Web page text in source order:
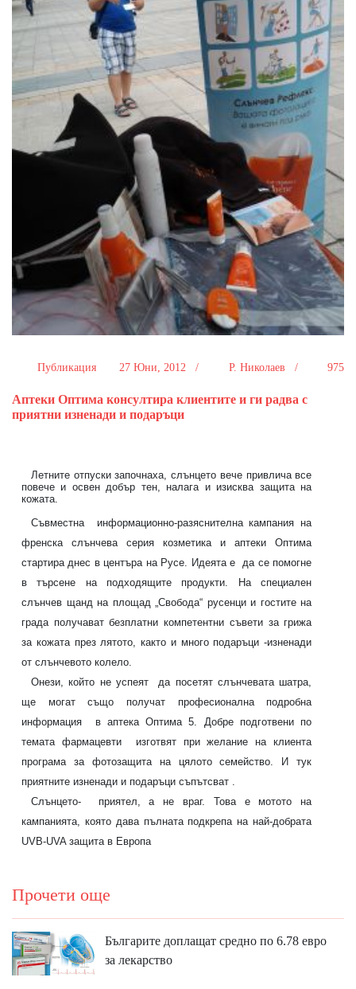
Публикация 27 Юни, 2012 / Р. Николаев / 975
Аптеки Оптима консултира клиентите и ги радва с
приятни изненади и подаръци
Летните отпуски започнаха, слънцето вече привлича все
повече и освен добър тен, налага и изисква защита на
кожата.
Съвместна
информационно-разяснителна кампания на
френска слънчева серия козметика и аптеки Оптима
стартира днес в центъра на Русе. Идеята е
да се помогне
в търсене на подходящите продукти. На специален
слънчев щанд на площад „Свобода“ русенци и гостите на
града получават безплатни компетентни съвети за грижа
за кожата през лятото, както и много подаръци -изненади
от слънчевото колело.
Онези, който не успеят
да посетят слънчевата шатра,
ще могат също получат професионална подробна
информация
в аптека Оптима 5. Добре подготвени по
темата фармацевти
изготвят при желание на клиента
програма за фотозащита на цялото семейство. И тук
приятните изненади и подаръци съпътсват .
Слънцето-
приятел, а не враг. Това е мотото на
кампанията, която дава пълната подкрепа на най-добрата
UVB-UVA защита в Европа
Прочети още
Българите доплащат средно по 6.78 евро
за лекарство